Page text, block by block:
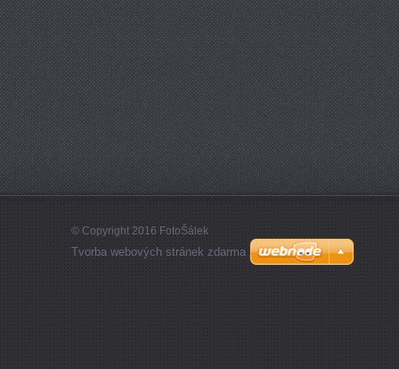
© Copyright 2016 FotoŠálek
Tvorba webových stránek zdarma